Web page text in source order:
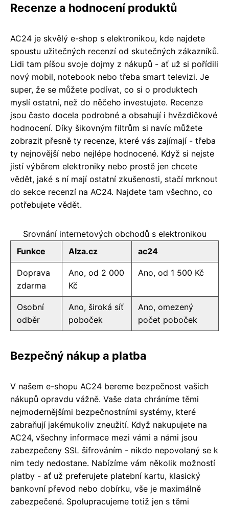
Recenze a hodnocení produktů
AC24 je skvělý e-shop s elektronikou, kde najdete
spoustu užitečných recenzí od skutečných zákazníků.
Lidi tam píšou svoje dojmy z nákupů - ať už si pořídili
nový mobil, notebook nebo třeba smart televizi. Je
super, že se můžete podívat, co si o produktech
myslí ostatní, než do něčeho investujete. Recenze
jsou často docela podrobné a obsahují i hvězdičkové
hodnocení. Díky šikovným filtrům si navíc můžete
zobrazit přesně ty recenze, které vás zajímají - třeba
ty nejnovější nebo nejlépe hodnocené. Když si nejste
jistí výběrem elektroniky nebo prostě jen chcete
vědět, jaké s ní mají ostatní zkušenosti, stačí mrknout
do sekce recenzí na AC24. Najdete tam všechno, co
potřebujete vědět.
Srovnání internetových obchodů s elektronikou
Funkce
Alza.cz ac24
Doprava
zdarma
Ano, od 2 000
Kč
Ano, od 1 500 Kč
Osobní
odběr
Ano, široká síť
poboček
Ano, omezený
počet poboček
Bezpečný nákup a platba
V našem e-shopu AC24 bereme bezpečnost vašich
nákupů opravdu vážně. Vaše data chráníme těmi
nejmodernějšími bezpečnostními systémy, které
zabraňují jakémukoliv zneužití. Když nakupujete na
AC24, všechny informace mezi vámi a námi jsou
zabezpečeny SSL šifrováním - nikdo nepovolaný se k
nim tedy nedostane. Nabízíme vám několik možností
platby - ať už preferujete platební kartu, klasický
bankovní převod nebo dobírku, vše je maximálně
zabezpečené. Spolupracujeme totiž jen s těmi